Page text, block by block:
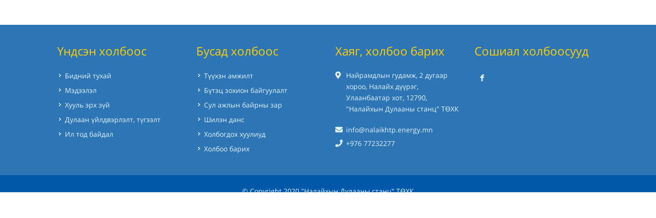
Үндсэн холбоос
Бидний тухай
Мэдээлэл
Хууль эрх зүй
Дулаан үйлдвэрлэлт, түгээлт
Ил тод байдал
Бусад холбоос
Түүхэн амжилт
Бүтэц зохион байгуулалт
Сул ажлын байрны зар
Шилэн данс
Холбогдох хуулиуд
Холбоо барих
Хаяг, холбоо барих
Найрамдлын гудамж, 2 дугаар
хороо, Налайх дүүрэг,
Улаанбаатар хот, 12790,
"Налайхын Дулааны станц" ТӨХК
info@nalaikhtp.energy.mn
+976 77232277
Сошиал холбоосууд
© Copyright 2020 "Налайхын Дулааны станц" ТӨХК